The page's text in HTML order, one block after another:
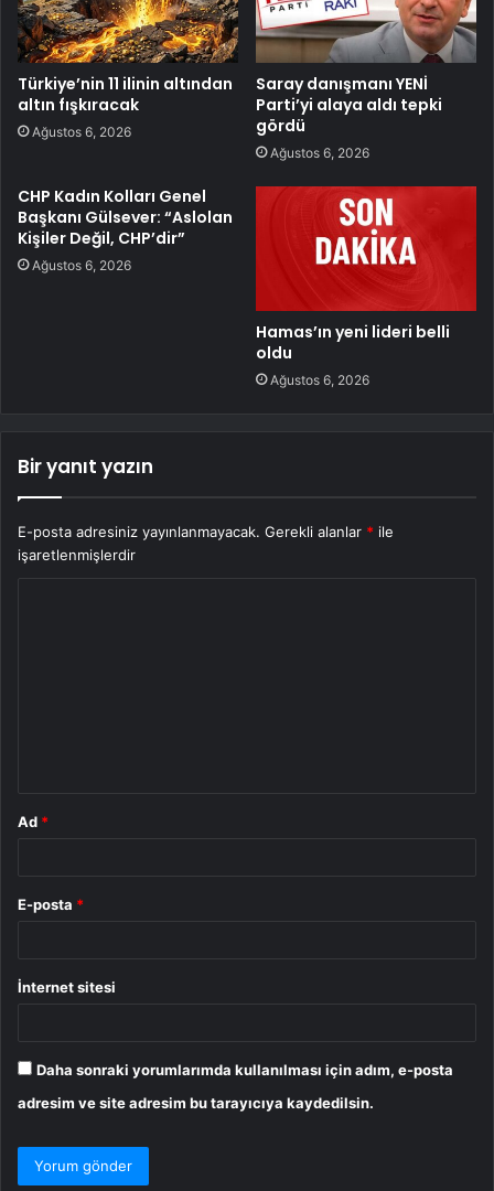
Türkiye’nin 11 ilinin altından
altın fışkıracak
Ağustos 6, 2026
Saray danışmanı YENİ
Parti’yi alaya aldı tepki
gördü
Ağustos 6, 2026
CHP Kadın Kolları Genel
Başkanı Gülsever: “Aslolan
Kişiler Değil, CHP’dir”
Ağustos 6, 2026
Hamas’ın yeni lideri belli
oldu
Ağustos 6, 2026
Bir yanıt yazın
E-posta adresiniz yayınlanmayacak. Gerekli alanlar * ile
işaretlenmişlerdir
Ad *
E-posta *
İnternet sitesi
Daha sonraki yorumlarımda kullanılması için adım, e-posta
adresim ve site adresim bu tarayıcıya kaydedilsin.